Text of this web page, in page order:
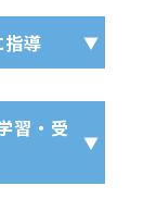
導
習・受